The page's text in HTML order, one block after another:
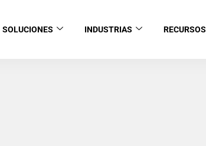
SOLUCIONES INDUSTRIAS RECURSOS